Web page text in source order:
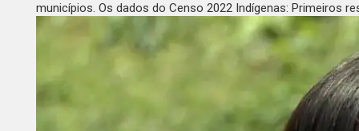
municípios. Os dados do Censo 2022 Indígenas: Primeiros